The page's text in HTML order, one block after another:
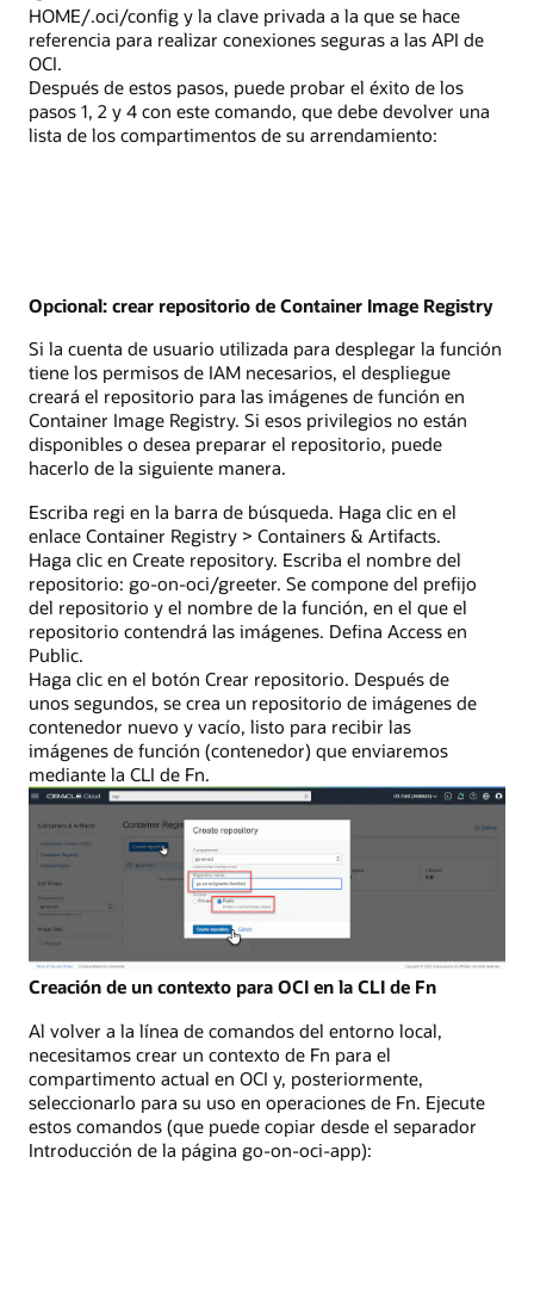
HOME/.oci/config y la clave privada a la que se hace
referencia para realizar conexiones seguras a las API de
OCI.
Después de estos pasos, puede probar el éxito de los
pasos 1, 2 y 4 con este comando, que debe devolver una
lista de los compartimentos de su arrendamiento:
Opcional: crear repositorio de Container Image Registry
Si la cuenta de usuario utilizada para desplegar la función
tiene los permisos de IAM necesarios, el despliegue
creará el repositorio para las imágenes de función en
Container Image Registry. Si esos privilegios no están
disponibles o desea preparar el repositorio, puede
hacerlo de la siguiente manera.
Escriba regi en la barra de búsqueda. Haga clic en el
enlace Container Registry > Containers & Artifacts.
Haga clic en Create repository. Escriba el nombre del
repositorio: go-on-oci/greeter. Se compone del prefijo
del repositorio y el nombre de la función, en el que el
repositorio contendrá las imágenes. Defina Access en
Public.
Haga clic en el botón Crear repositorio. Después de
unos segundos, se crea un repositorio de imágenes de
contenedor nuevo y vacío, listo para recibir las
imágenes de función (contenedor) que enviaremos
mediante la CLI de Fn.
Creación de un contexto para OCI en la CLI de Fn
Al volver a la línea de comandos del entorno local,
necesitamos crear un contexto de Fn para el
compartimento actual en OCI y, posteriormente,
seleccionarlo para su uso en operaciones de Fn. Ejecute
estos comandos (que puede copiar desde el separador
Introducción de la página go-on-oci-app):